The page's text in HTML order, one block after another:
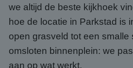
we altijd de beste kijkhoek
hoe de locatie in Parkstad is
open grasveld tot een smalle
omsloten binnenplein: we
aan op wat werkt.